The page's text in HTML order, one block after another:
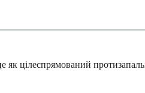
як цілеспрямований